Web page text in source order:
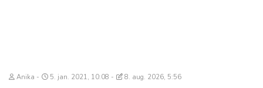
Anika 5. jan. 2021, 10:08 8. aug. 2026, 5:56